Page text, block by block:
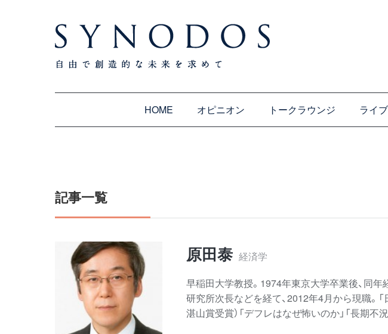
HOME オピニオン トークラウンジ ライ
記事一覧
原田泰 経済学
早稲田大学教授。1974年東京大学卒業後、同
研究所次長などを経て、2012年4月から現職。「
湛山賞受賞）「デフレはなぜ怖いのか」「長期不